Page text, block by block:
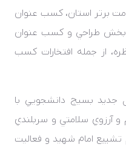
برتر استان، کسب عنوان
بخش طراحي و کسب عنوان
از جمله افتخارات کسب
جديد بسيج دانشجويي با
و آرزوي سلامتي و سربلندي
امام شهيد و فعاليت